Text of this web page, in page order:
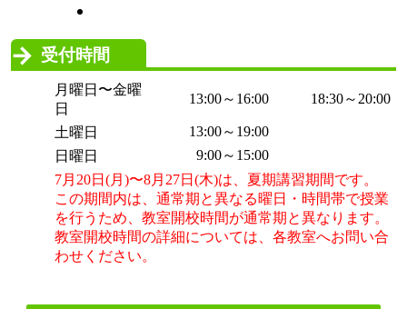
受付時間
月曜日〜金曜
日
13:00～16:00 18:30～20:00
土曜日
13:00～19:00
日曜日
9:00～15:00
7月20日(月)〜8月27日(木)は、夏期講習期間です。
この期間内は、通常期と異なる曜日・時間帯で授業
を行うため、教室開校時間が通常期と異なります。
教室開校時間の詳細については、各教室へお問い合
わせください。